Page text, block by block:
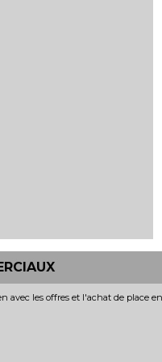
avec les offres et l'achat de place